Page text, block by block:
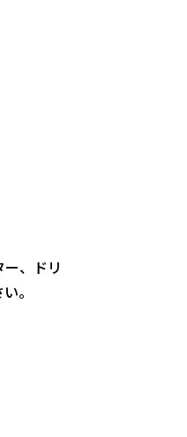
、ドリ
。